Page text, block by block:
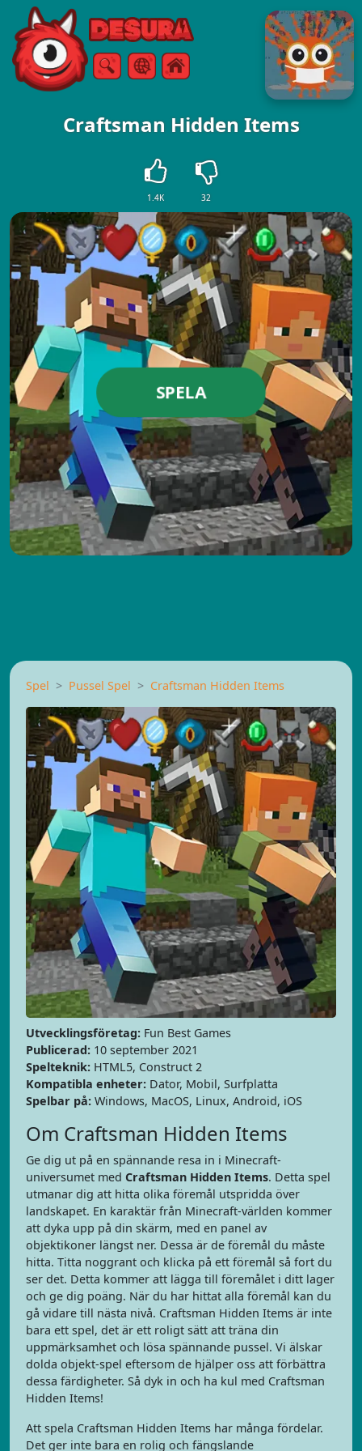
Free Online Games
Sök Meny
Craftsman Hidden Items
1.4K 32
SPELA
Spel Pussel Spel Craftsman Hidden Items
Utvecklingsföretag: Fun Best Games
Publicerad: 10 september 2021
Spelteknik: HTML5, Construct 2
Kompatibla enheter: Dator, Mobil, Surfplatta
Spelbar på: Windows, MacOS, Linux, Android, iOS
Om Craftsman Hidden Items
Ge dig ut på en spännande resa in i Minecraft-
universumet med Craftsman Hidden Items. Detta spel
utmanar dig att hitta olika föremål utspridda över
landskapet. En karaktär från Minecraft-världen kommer
att dyka upp på din skärm, med en panel av
objektikoner längst ner. Dessa är de föremål du måste
hitta. Titta noggrant och klicka på ett föremål så fort du
ser det. Detta kommer att lägga till föremålet i ditt lager
och ge dig poäng. När du har hittat alla föremål kan du
gå vidare till nästa nivå. Craftsman Hidden Items är inte
bara ett spel, det är ett roligt sätt att träna din
uppmärksamhet och lösa spännande pussel. Vi älskar
dolda objekt-spel eftersom de hjälper oss att förbättra
dessa färdigheter. Så dyk in och ha kul med Craftsman
Hidden Items!
Att spela Craftsman Hidden Items har många fördelar.
Det ger inte bara en rolig och fängslande